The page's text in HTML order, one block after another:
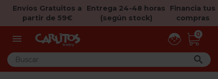
Envíos Gratuitos a
partir de 59€
Entrega 24-48 horas
(según stock)
Financia tus
compras
 0
